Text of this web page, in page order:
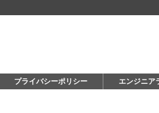
プライバシーポリシー エンジニア